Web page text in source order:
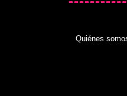
Quiénes